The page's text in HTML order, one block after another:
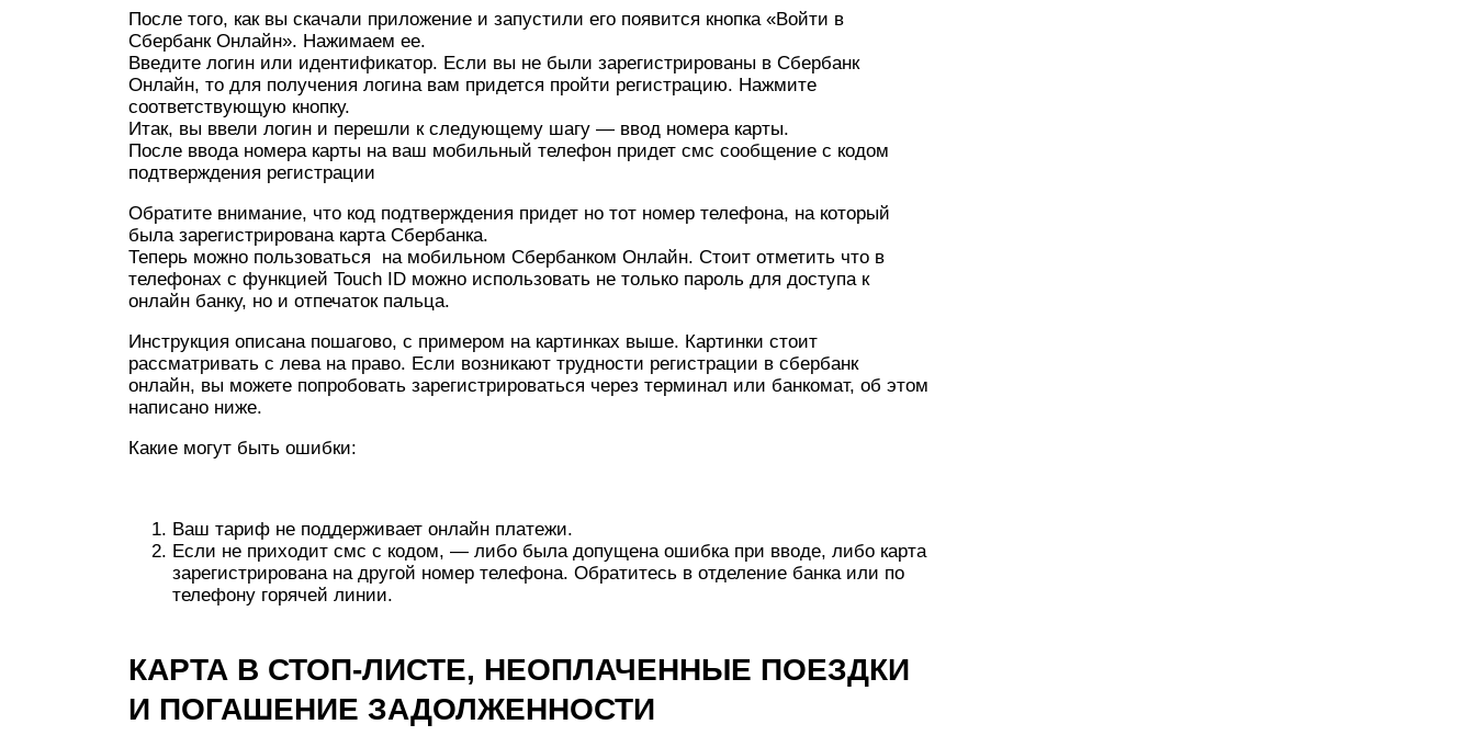
После того, как вы скачали приложение и запустили его появится кнопка «Войти в
Сбербанк Онлайн». Нажимаем ее.
Введите логин или идентификатор. Если вы не были зарегистрированы в Сбербанк
Онлайн, то для получения логина вам придется пройти регистрацию. Нажмите
соответствующую кнопку.
Итак, вы ввели логин и перешли к следующему шагу — ввод номера карты.
После ввода номера карты на ваш мобильный телефон придет смс сообщение с кодом
подтверждения регистрации
Обратите внимание, что код подтверждения придет но тот номер телефона, на который
была зарегистрирована карта Сбербанка.
Теперь можно пользоваться на мобильном Сбербанком Онлайн. Стоит отметить что в
телефонах с функцией Touch ID можно использовать не только пароль для доступа к
онлайн банку, но и отпечаток пальца.
Инструкция описана пошагово, с примером на картинках выше. Картинки стоит
рассматривать с лева на право. Если возникают трудности регистрации в сбербанк
онлайн, вы можете попробовать зарегистрироваться через терминал или банкомат, об этом
написано ниже.
Какие могут быть ошибки:
Ваш тариф не поддерживает онлайн платежи.
Если не приходит смс с кодом, — либо была допущена ошибка при вводе, либо карта
зарегистрирована на другой номер телефона. Обратитесь в отделение банка или по
телефону горячей линии.
КАРТА В СТОП-ЛИСТЕ, НЕОПЛАЧЕННЫЕ ПОЕЗДКИ
И ПОГАШЕНИЕ ЗАДОЛЖЕННОСТИ